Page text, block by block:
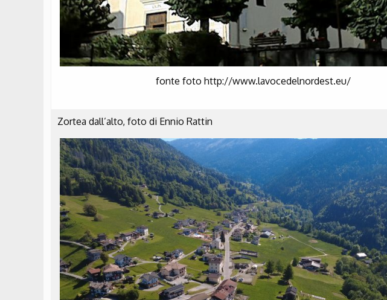
fonte foto http://www.lavocedelnordest.eu/
Zortea dall’alto, foto di Ennio Rattin